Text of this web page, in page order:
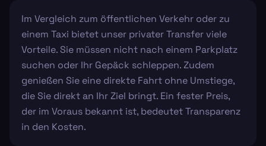
Im Vergleich zum öffentlichen Verkehr oder zu
einem Taxi bietet unser privater Transfer viele
Vorteile. Sie müssen nicht nach einem Parkplatz
suchen oder Ihr Gepäck schleppen. Zudem
genießen Sie eine direkte Fahrt ohne Umstiege,
die Sie direkt an Ihr Ziel bringt. Ein fester Preis,
der im Voraus bekannt ist, bedeutet Transparenz
in den Kosten.